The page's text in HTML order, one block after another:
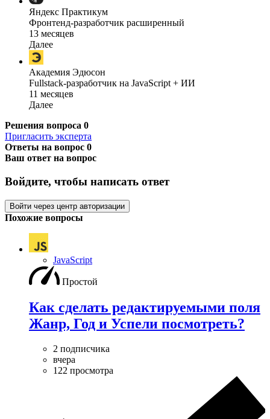
Яндекс Практикум
Фронтенд-разработчик расширенный
13 месяцев
Далее
Академия Эдюсон
Fullstack-разработчик на JavaScript + ИИ
11 месяцев
Далее
Решения вопроса 0
Пригласить эксперта
Ответы на вопрос 0
Ваш ответ на вопрос
Войдите, чтобы написать ответ
Войти через центр авторизации
Похожие вопросы
JavaScript
Простой
Как сделать редактируемыми поля
Жанр, Год и Успели посмотреть?
2 подписчика
вчера
122 просмотра